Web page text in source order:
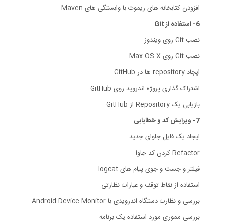
افزودن کتابخانه های ریموت با وابستگی های Maven
6- استفاده از Git
نصب Git روی ویندوز
نصب Git روی Max OS X
ایجاد repository ها در GitHub
اشتراک گذاری پروژه اندروید روی GitHub
بازیابی یک Repository از GitHub
7- ویرایش کد و خطایابی
ایجاد یک فایل جاوای جدید
Refactor کردن کد جاوا
فیلتر و جست و جوی پیام های logcat
استفاده از نقاط توقف و عبارات نظارتی
بررسی و نظارت دستگاه اندرویدی با Android Device Monitor
بررسی مموری مورد استفاده یک برنامه